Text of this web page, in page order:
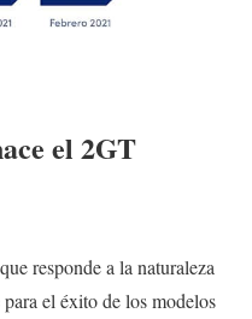
el 2GT
responde a la naturaleza
el éxito de los modelos